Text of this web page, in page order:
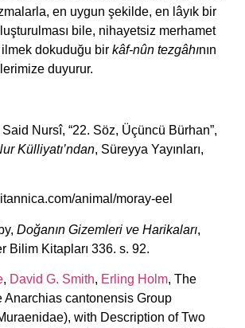
en uygun şekilde, en lâyık bir
bile, nihayetsiz merhamet
dokuduğu bir kâf-nûn tezgâhının
duyurur.
Nursî, “22. Söz, Üçüncü Bürhan”,
Külliyatı’ndan, Süreyya Yayınları,
animal/moray-eel
Doğanın Gizemleri ve Harikaları,
Bilim Kitapları 336. s. 92.
, David G. Smith, Erling Holm, The
Anarchias cantonensis Group
with Description of Two